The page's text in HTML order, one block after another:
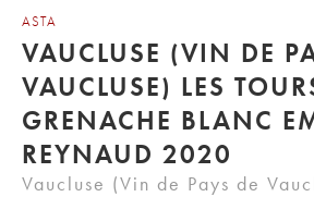
ASTA
VAUCLUSE (VIN DE
VAUCLUSE) LES
GRENACHE BLANC
REYNAUD 2020
Vaucluse (Vin de Pays de